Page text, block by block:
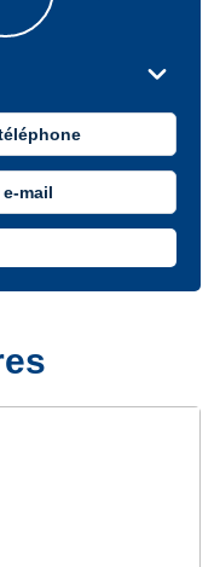
expand_more
mail